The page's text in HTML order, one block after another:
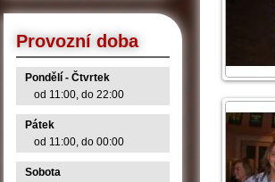
Provozní doba
Pondělí - Čtvrtek
od 11:00, do 22:00
Pátek
od 11:00, do 00:00
Sobota